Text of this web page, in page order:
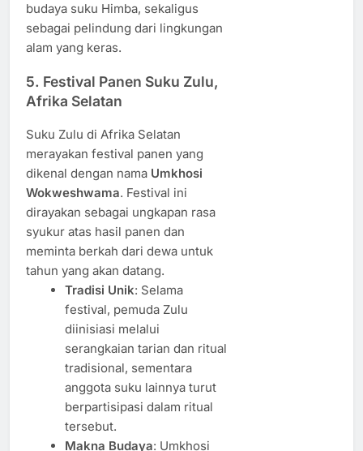
budaya suku Himba, sekaligus
sebagai pelindung dari lingkungan
alam yang keras.
5. Festival Panen Suku Zulu,
Afrika Selatan
Suku Zulu di Afrika Selatan
merayakan festival panen yang
dikenal dengan nama Umkhosi
Wokweshwama. Festival ini
dirayakan sebagai ungkapan rasa
syukur atas hasil panen dan
meminta berkah dari dewa untuk
tahun yang akan datang.
Tradisi Unik: Selama
festival, pemuda Zulu
diinisiasi melalui
serangkaian tarian dan ritual
tradisional, sementara
anggota suku lainnya turut
berpartisipasi dalam ritual
tersebut.
Makna Budaya: Umkhosi